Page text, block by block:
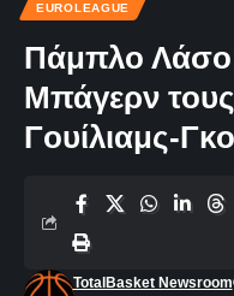
EUROLEAGUE
Πάμπλο
Μπάγερν τους
Γουίλιαμς-
TotalBasket Newsroom